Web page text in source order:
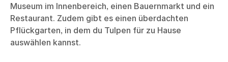
Museum im Innenbereich, einen Bauernmarkt und ein
Restaurant. Zudem gibt es einen überdachten
Pflückgarten, in dem du Tulpen für zu Hause
auswählen kannst.